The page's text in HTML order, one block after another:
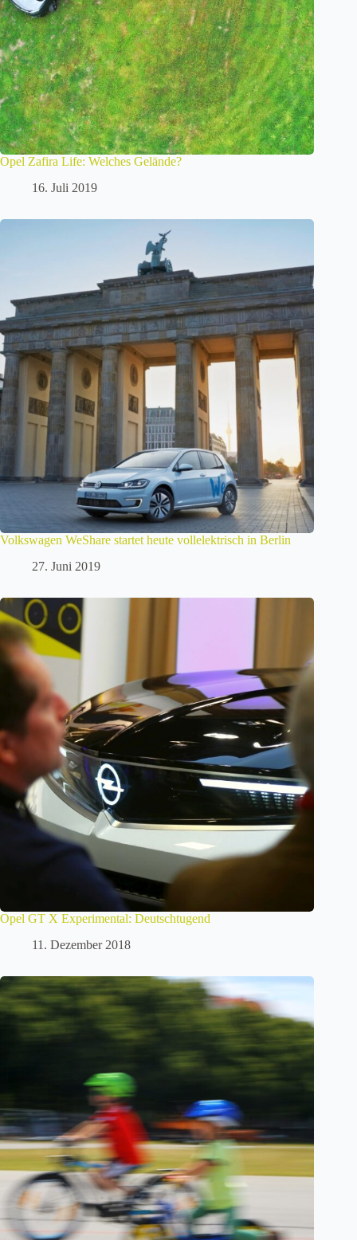
Opel Zafira Life: Welches Gelände?
16. Juli 2019
Volkswagen WeShare startet heute vollelektrisch in Berlin
27. Juni 2019
Opel GT X Experimental: Deutschtugend
11. Dezember 2018